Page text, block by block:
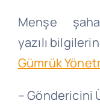
Menşe
yazılı
Gümrük
– Göndericini